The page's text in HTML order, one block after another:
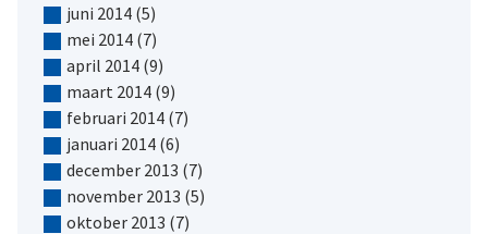
juni 2014(5)
mei 2014(7)
april 2014(9)
maart 2014(9)
februari 2014(7)
januari 2014(6)
december 2013 (7)
november 2013 (5)
oktober 2013 (7)